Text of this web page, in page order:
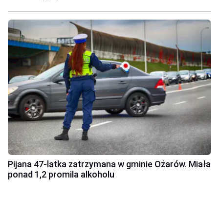
Pijana 47-latka zatrzymana w gminie Ożarów. Miała
ponad 1,2 promila alkoholu